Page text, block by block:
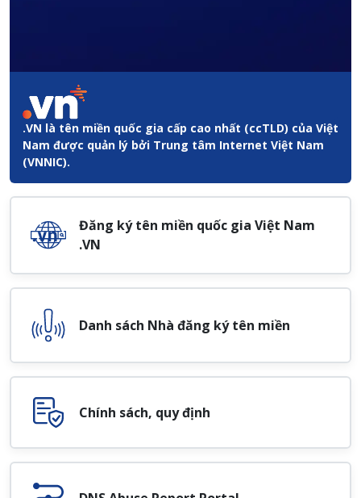
.VN là tên miền quốc gia cấp cao nhất (ccTLD) của Việt
Nam được quản lý bởi Trung tâm Internet Việt Nam
(VNNIC).
Đăng ký tên miền quốc gia Việt Nam
.VN
Danh sách Nhà đăng ký tên miền
Chính sách, quy định